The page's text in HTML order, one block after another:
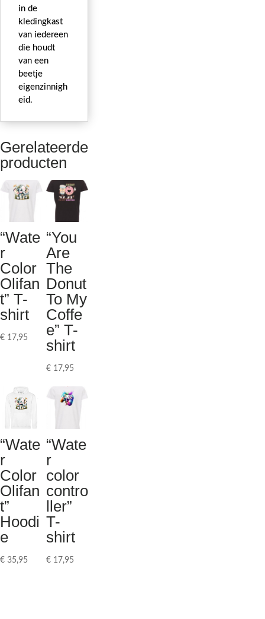
in de
kledingkast
van iedereen
die houdt
van een
beetje
eigenzinnigh
eid.
Gerelateerde
producten
“Wate
r
Color
Olifan
t” T-
shirt
€ 17,95
“You
Are
The
Donut
To My
Coffe
e” T-
shirt
€17,95
“Wate
r
Color
Olifan
t”
Hoodi
e
€ 35,95
“Wate
r
color
contro
ller”
T-
shirt
€17,95